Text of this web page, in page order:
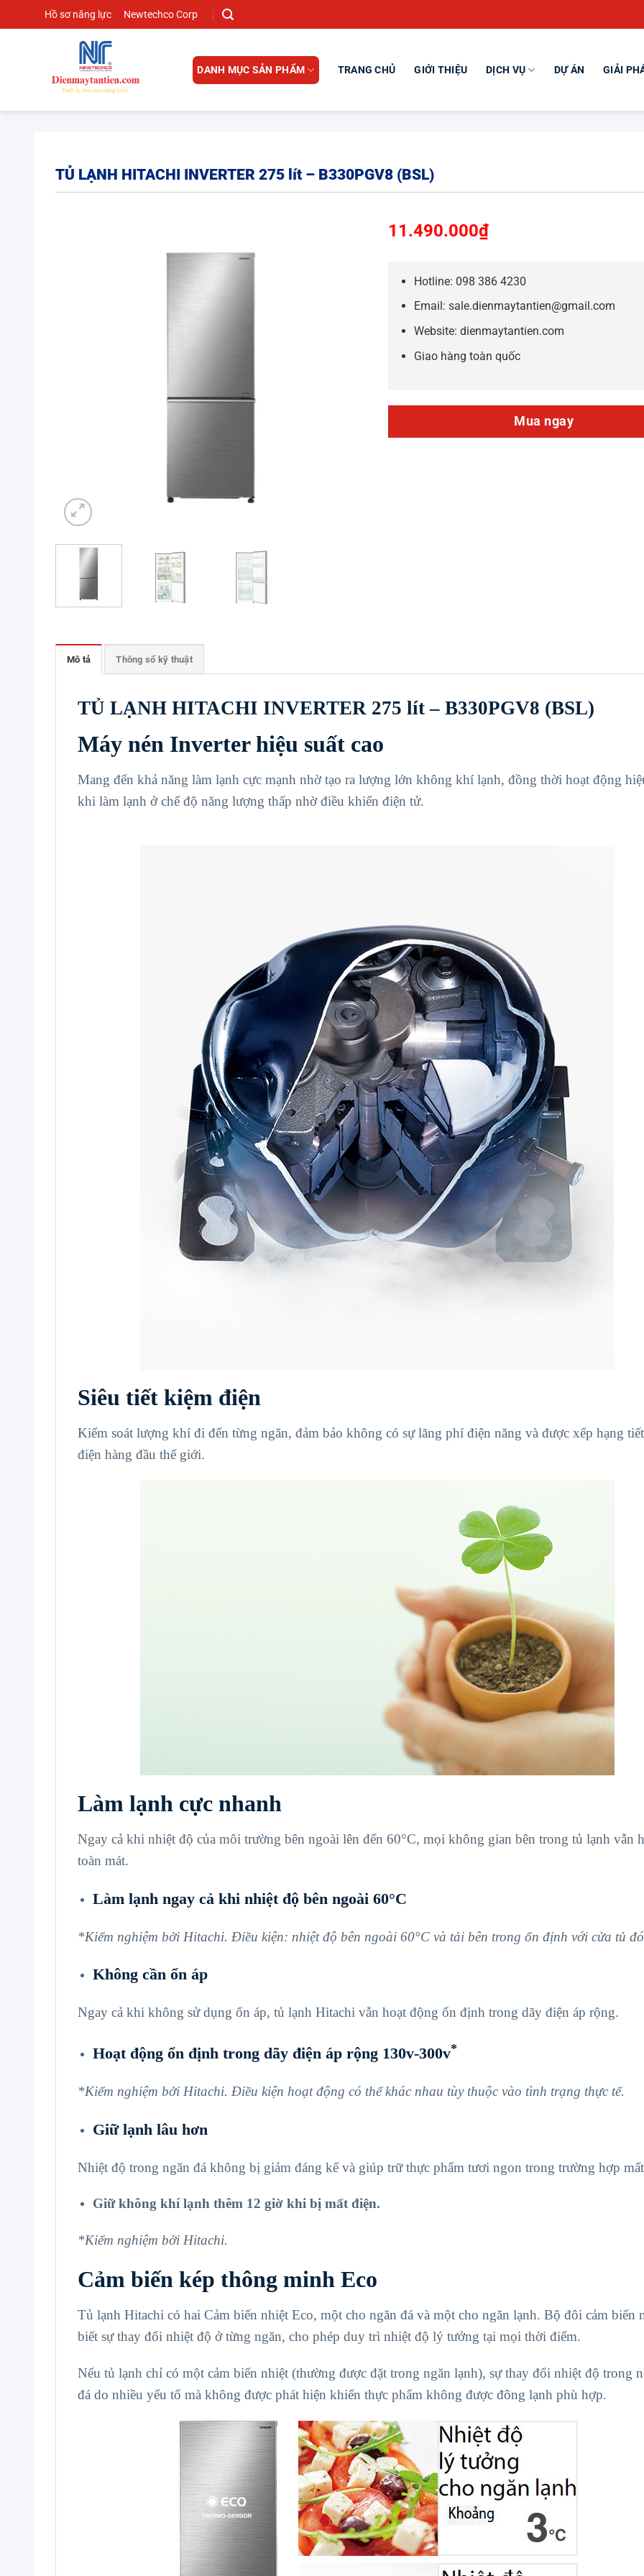
đến
Hồ sơ năng lực Newtechco Corp
DANH MỤC SẢN PHẨM TRANG CHỦ GIỚI THIỆU DỊCH VỤ DỰ ÁN GIẢI
TỦ LẠNH HITACHI INVERTER 275 lít – B330PGV8 (BSL)
11.490.000₫
Hotline: 098 386 4230
Email: sale.dienmaytantien@gmail.com
Website: dienmaytantien.com
Giao hàng toàn quốc
Mua ngay
Mô tả Thông số kỹ thuật
TỦ LẠNH HITACHI INVERTER 275 lít – B330PGV8 (BSL)
Máy nén Inverter hiệu suất cao
Mang đến khả năng làm lạnh cực mạnh nhờ tạo ra lượng lớn không khí lạnh, đồng thời hoạt động
khi làm lạnh ở chế độ năng lượng thấp nhờ điều khiển điện tử.
Siêu tiết kiệm điện
Kiểm soát lượng khí đi đến từng ngăn, đảm bảo không có sự lãng phí điện năng và được xếp hạng
điện hàng đầu thế giới.
Làm lạnh cực nhanh
Ngay cả khi nhiệt độ của môi trường bên ngoài lên đến 60°C, mọi không gian bên trong tủ lạnh vẫn
toàn mát.
Làm lạnh ngay cả khi nhiệt độ bên ngoài 60°C
*Kiểm nghiệm bởi Hitachi. Điều kiện: nhiệt độ bên ngoài 60°C và tải bên trong ổn định với cửa tủ
Không cần ổn áp
Ngay cả khi không sử dụng ổn áp, tủ lạnh Hitachi vẫn hoạt động ổn định trong dãy điện áp rộng.
Hoạt động ổn định trong dãy điện áp rộng 130v-300v*
*Kiểm nghiệm bởi Hitachi. Điều kiện hoạt động có thể khác nhau tùy thuộc vào tình trạng thực tế.
Giữ lạnh lâu hơn
Nhiệt độ trong ngăn đá không bị giảm đáng kể và giúp trữ thực phẩm tươi ngon trong trường hợp
Giữ không khí lạnh thêm 12 giờ khi bị mất điện.
*Kiểm nghiệm bởi Hitachi.
Cảm biến kép thông minh Eco
Tủ lạnh Hitachi có hai Cảm biến nhiệt Eco, một cho ngăn đá và một cho ngăn lạnh. Bộ đôi cảm biến
biết sự thay đổi nhiệt độ ở từng ngăn, cho phép duy trì nhiệt độ lý tưởng tại mọi thời điểm.
Nếu tủ lạnh chỉ có một cảm biến nhiệt (thường được đặt trong ngăn lạnh), sự thay đổi nhiệt độ trong
đá do nhiều yếu tố mà không được phát hiện khiến thực phẩm không được đông lạnh phù hợp.